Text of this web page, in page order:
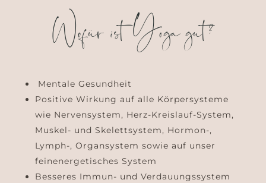
Wofür ist Yoga gut?
Mentale Gesundheit
Positive Wirkung auf alle Körpersysteme
wie Nervensystem, Herz-Kreislauf-System,
Muskel- und Skelettsystem, Hormon-,
Lymph-, Organsystem sowie auf unser
feinenergetisches System
Besseres Immun- und Verdauungssystem